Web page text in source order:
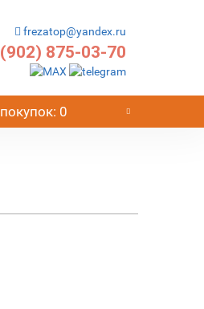
frezatop@yandex.ru
+7 (902) 875-03-70
покупок: 0